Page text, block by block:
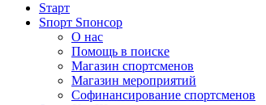
Sтарт
Sпорт Sпонсор
О нас
Помощь в поиске
Магазин спортсменов
Магазин мероприятий
Софинансирование спортсменов